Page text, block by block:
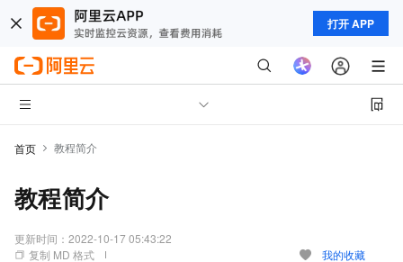
打开 APP
首页 教程简介
教程简介
更新时间： 2022-10-17 05:43:22
复制 MD 格式
我的收藏